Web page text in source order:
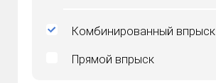
Комбинированный впрыск
Прямой впрыск